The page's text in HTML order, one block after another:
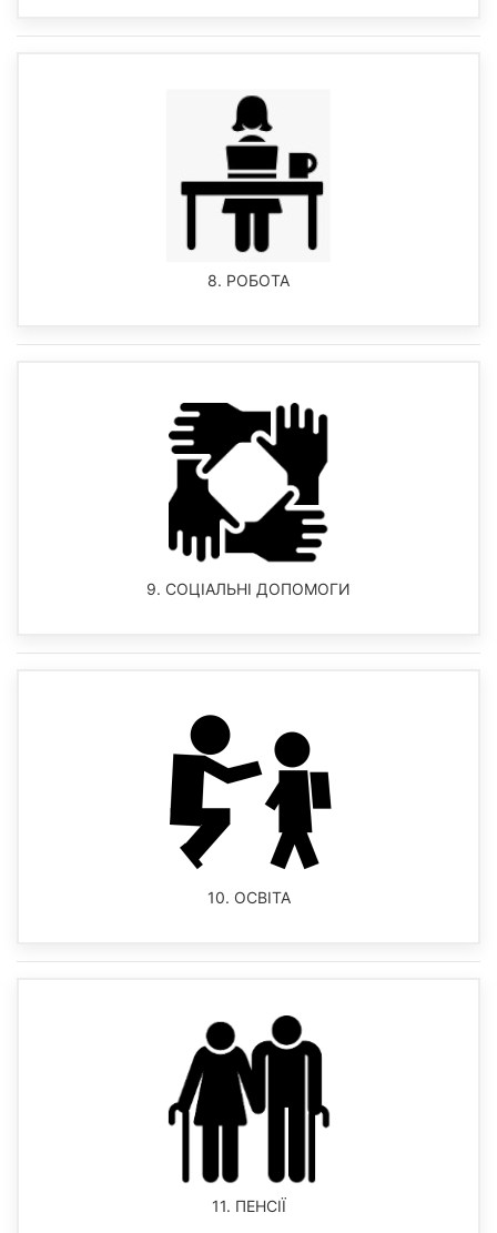
8. РОБОТА
9. СОЦІАЛЬНІ ДОПОМОГИ
10. ОСВІТА
11. ПЕНСІЇ